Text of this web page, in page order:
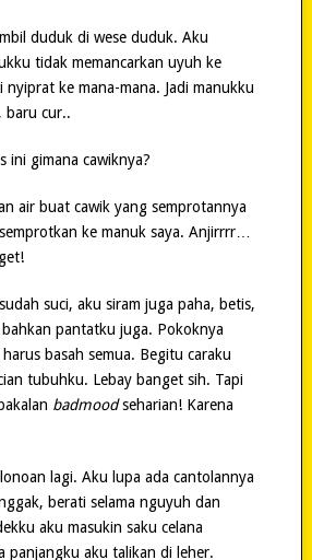
duduk di wese duduk. Aku
tidak memancarkan uyuh ke
ke mana-mana. Jadi manukku
baru cur..
ini gimana cawiknya?
air buat cawik yang semprotannya
ke manuk saya. Anjirrrr…
suci, aku siram juga paha, betis,
pantatku juga. Pokoknya
basah semua. Begitu caraku
tubuhku. Lebay banget sih. Tapi
badmoodseharian! Karena
lagi. Aku lupa ada cantolannya
berati selama nguyuh dan
aku masukin saku celana
panjangku aku talikan di leher.